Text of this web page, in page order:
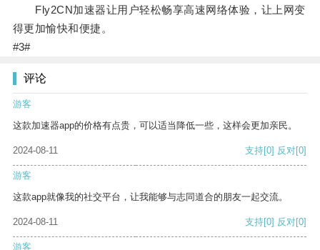
Fly2CN加速器让用户轻松畅享高速网络体验，让上网变
得更加愉快和便捷。
#3#
评论
游客
这款加速器app的价格有点贵，可以适当降低一些，这样会更加亲民。
2024-08-11 支持[0] 反对[0]
游客
这款app就像我的社交平台，让我能够与志同道合的朋友一起交流。
2024-08-11 支持[0] 反对[0]
游客